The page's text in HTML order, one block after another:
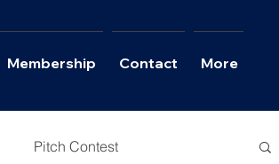
Membership Contact More
Pitch Contest